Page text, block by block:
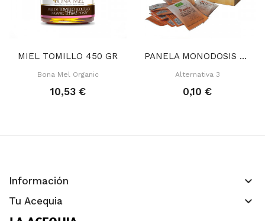
MIEL TOMILLO 450 GR
Bona Mel Organic
10,53 €
PANELA MONODOSIS 4 GR
Alternativa 3
0,10 €
Información keyboard_arrow_down
Tu Acequia keyboard_arrow_down